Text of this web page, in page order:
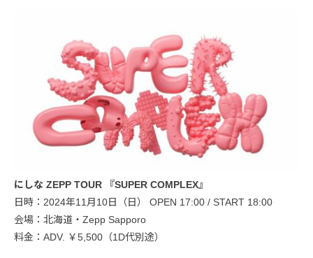
にしな ZEPP TOUR 『SUPER COMPLEX』
日時：2024年11月10日（日） OPEN 17:00 / START 18:00
会場：北海道・Zepp Sapporo
料金：ADV. ￥5,500（1D代別途）